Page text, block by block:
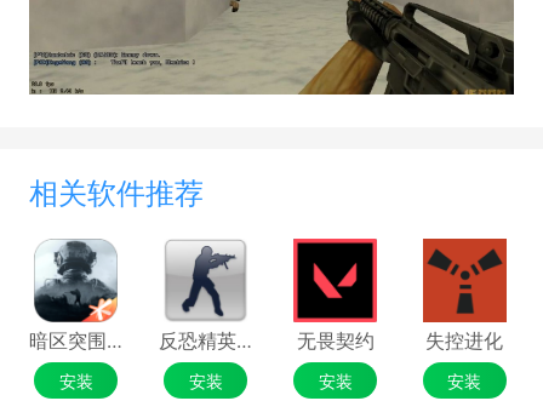
相关软件推荐
暗区突围：无限
安装
反恐精英CS1.6
安装
无畏契约
安装
失控进化
安装